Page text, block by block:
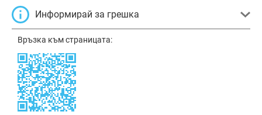
Информирай за грешка
Връзка към страницата: